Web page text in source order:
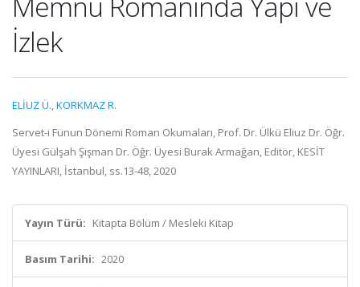
İzlek
ELİUZ Ü.,KORKMAZ R.
Servet-i Fünun Dönemi Roman Okumaları, Prof. Dr. Ülkü Eliuz Dr. Öğr.
Üyesi Gülşah Şişman Dr. Öğr. Üyesi Burak Armağan, Editör, KESİT
YAYINLARI, İstanbul, ss.13-48, 2020
Yayın Türü: Kitapta Bölüm / Mesleki Kitap
Basım Tarihi: 2020